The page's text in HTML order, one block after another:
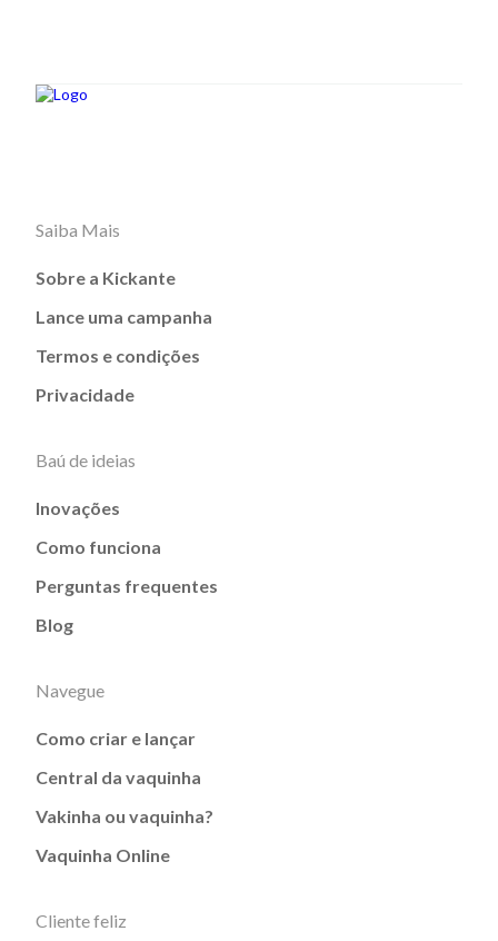
Saiba Mais
Sobre a Kickante
Lance uma campanha
Termos e condições
Privacidade
Baú de ideias
Inovações
Como funciona
Perguntas frequentes
Blog
Navegue
Como criar e lançar
Central da vaquinha
Vakinha ou vaquinha?
Vaquinha Online
Cliente feliz